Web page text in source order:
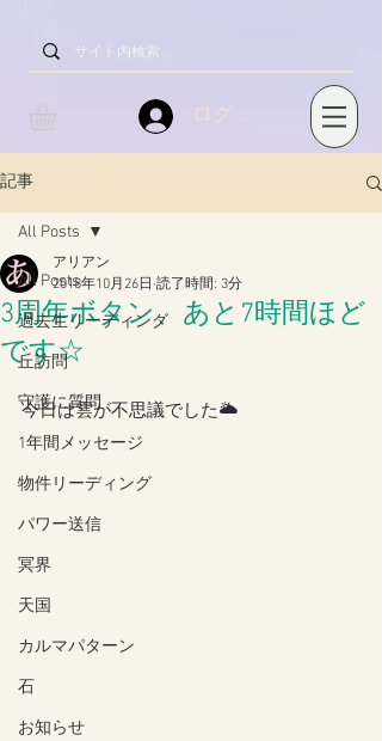
ログイン
記事
All Posts
過去生リーディング
丘訪問
守護に質問
1年間メッセージ
物件リーディング
パワー送信
冥界
天国
カルマパターン
石
お知らせ
All Posts
3周年ボタン、あと7時間ほど
です☆
アリアン
2018年10月26日 読了時間: 3分
今日は雲が不思議でした🌥